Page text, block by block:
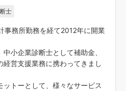
士
事務所勤務を経て2012年に開業
小企業診断士として補助金、
経営支援業務に携わってきまし
ットーとして、様々なサービス